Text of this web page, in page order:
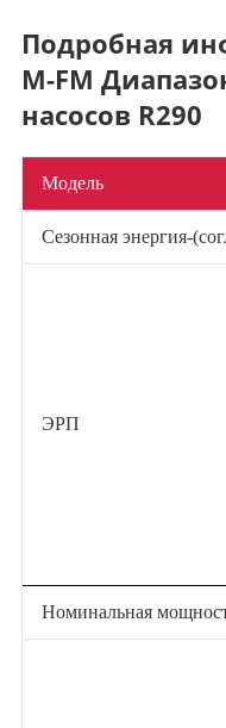
Подробная
M-FM
насосов R290
Модель
Сезонная энергия-
ЭРП
Номинальная